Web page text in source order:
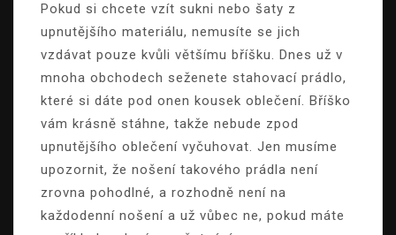
Pokud si chcete vzít sukni nebo šaty z
upnutějšího materiálu, nemusíte se jich
vzdávat pouze kvůli většímu bříšku. Dnes už v
mnoha obchodech seženete stahovací prádlo,
které si dáte pod onen kousek oblečení. Bříško
vám krásně stáhne, takže nebude zpod
upnutějšího oblečení vyčuhovat. Jen musíme
upozornit, že nošení takového prádla není
zrovna pohodlné, a rozhodně není na
každodenní nošení a už vůbec ne, pokud máte